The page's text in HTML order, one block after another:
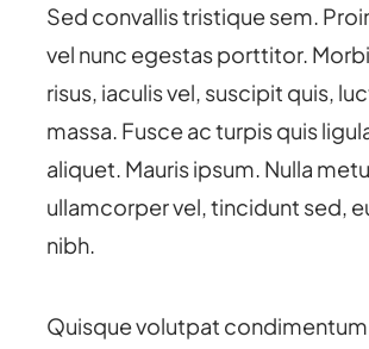
Sed convallis tristique sem.
vel nunc egestas porttitor.
risus, iaculis vel, suscipit quis,
massa. Fusce ac turpis quis
aliquet. Mauris ipsum. Nulla
ullamcorper vel, tincidunt sed,
nibh.
Quisque volutpat condimentum